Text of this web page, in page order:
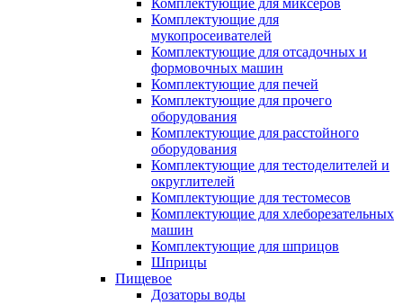
Комплектующие для миксеров
Комплектующие для
мукопросеивателей
Комплектующие для отсадочных и
формовочных машин
Комплектующие для печей
Комплектующие для прочего
оборудования
Комплектующие для расстойного
оборудования
Комплектующие для тестоделителей и
округлителей
Комплектующие для тестомесов
Комплектующие для хлеборезательных
машин
Комплектующие для шприцов
Шприцы
Пищевое
Дозаторы воды